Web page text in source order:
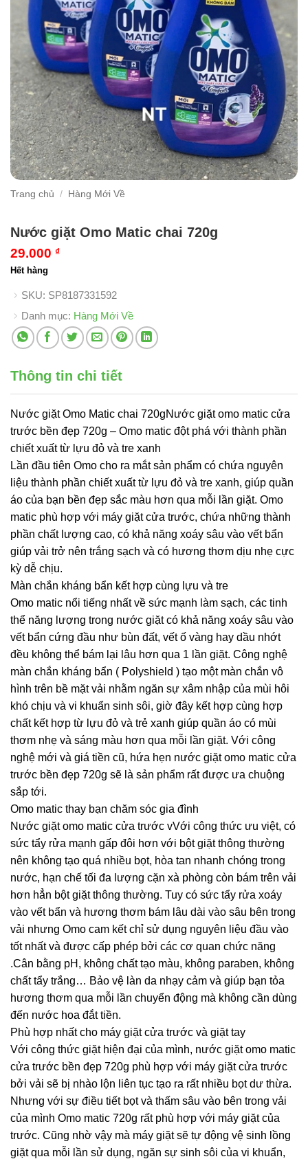
Trang chủ / Hàng Mới Về
Nước giặt Omo Matic chai 720g
29.000 ₫
Hết hàng
SKU: SP8187331592
Danh mục: Hàng Mới Về
Thông tin chi tiết
Nước giặt Omo Matic chai 720gNước giặt omo matic cửa
trước bền đẹp 720g – Omo matic đột phá với thành phần
chiết xuất từ lựu đỏ và tre xanh
Lần đầu tiên Omo cho ra mắt sản phẩm có chứa nguyên
liệu thành phần chiết xuất từ lựu đỏ và tre xanh, giúp quần
áo của bạn bền đẹp sắc màu hơn qua mỗi lần giặt. Omo
matic phù hợp với máy giặt cửa trước, chứa những thành
phần chất lượng cao, có khả năng xoáy sâu vào vết bẩn
giúp vải trở nên trắng sạch và có hương thơm dịu nhẹ cực
kỳ dễ chịu.
Màn chắn kháng bẩn kết hợp cùng lựu và tre
Omo matic nổi tiếng nhất về sức mạnh làm sạch, các tinh
thể năng lượng trong nước giặt có khả năng xoáy sâu vào
vết bẩn cứng đầu như bùn đất, vết ố vàng hay dầu nhớt
đều không thể bám lại lâu hơn qua 1 lần giặt. Công nghệ
màn chắn kháng bẩn ( Polyshield ) tạo một màn chắn vô
hình trên bề mặt vải nhằm ngăn sự xâm nhập của mùi hôi
khó chịu và vi khuẩn sinh sôi, giờ đây kết hợp cùng hợp
chất kết hợp từ lựu đỏ và trẻ xanh giúp quần áo có mùi
thơm nhẹ và sáng màu hơn qua mỗi lần giặt. Với công
nghệ mới và giá tiền cũ, hứa hẹn nước giặt omo matic cửa
trước bền đẹp 720g sẽ là sản phẩm rất được ưa chuộng
sắp tới.
Omo matic thay bạn chăm sóc gia đình
Nước giặt omo matic cửa trước vVới công thức ưu việt, có
sức tẩy rửa mạnh gấp đôi hơn với bột giặt thông thường
nên không tạo quá nhiều bọt, hòa tan nhanh chóng trong
nước, hạn chế tối đa lượng cặn xà phòng còn bám trên vải
hơn hẳn bột giặt thông thường. Tuy có sức tẩy rửa xoáy
vào vết bẩn và hương thơm bám lâu dài vào sâu bên trong
vải nhưng Omo cam kết chỉ sử dụng nguyên liệu đầu vào
tốt nhất và được cấp phép bởi các cơ quan chức năng
.Cân bằng pH, không chất tạo màu, không paraben, không
chất tẩy trắng… Bảo vệ làn da nhạy cảm và giúp bạn tỏa
hương thơm qua mỗi lần chuyển động mà không cần dùng
đến nước hoa đắt tiền.
Phù hợp nhất cho máy giặt cửa trước và giặt tay
Với công thức giặt hiện đại của mình, nước giặt omo matic
cửa trước bền đẹp 720g phù hợp với máy giặt cửa trước
bởi vải sẽ bị nhào lộn liên tục tạo ra rất nhiều bọt dư thừa.
Nhưng với sự điều tiết bọt và thấm sâu vào bên trong vải
của mình Omo matic 720g rất phù hợp với máy giặt của
trước. Cũng nhờ vậy mà máy giặt sẽ tự động vệ sinh lồng
giặt qua mỗi lần sử dụng, ngăn sự sinh sôi của vi khuẩn,